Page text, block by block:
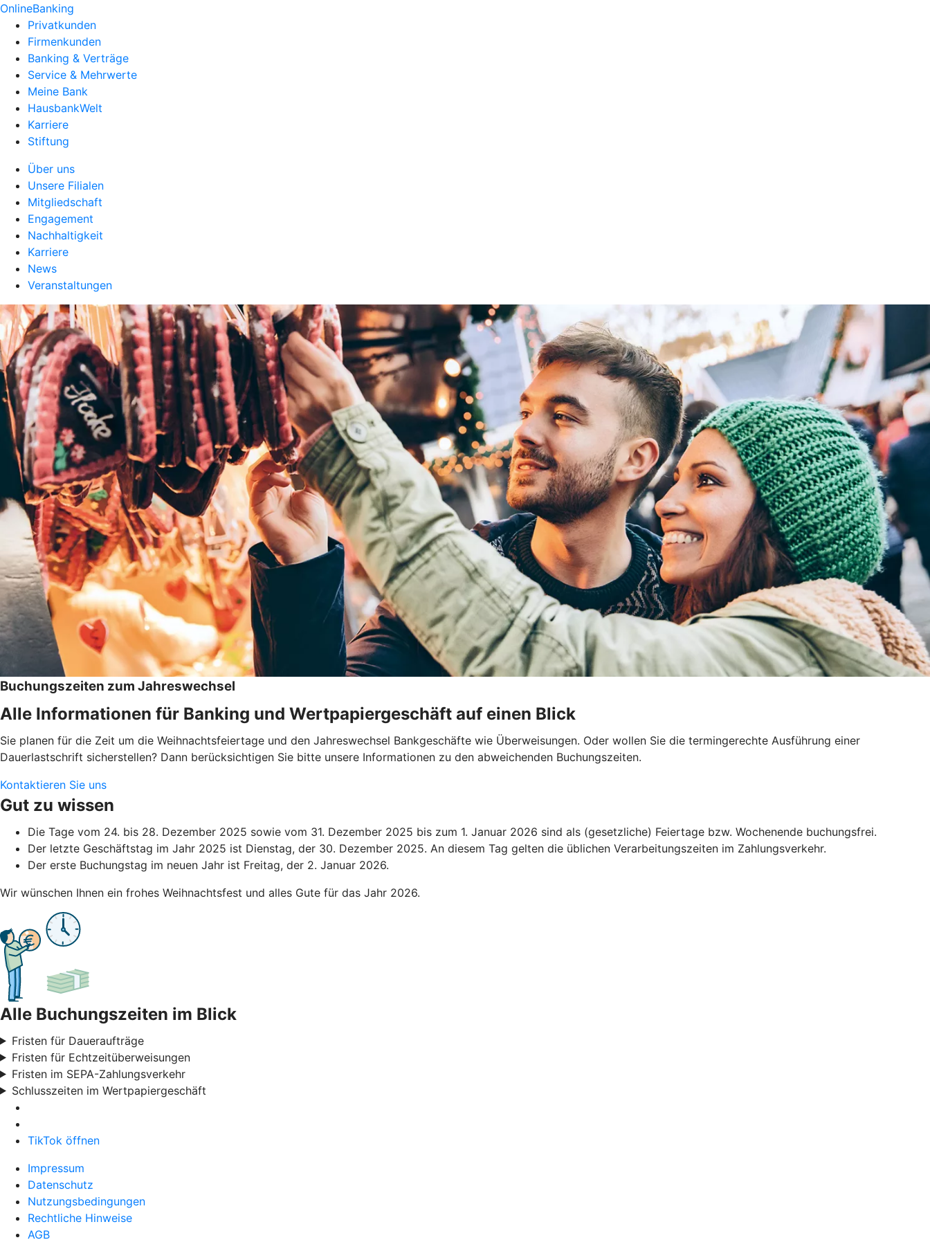
OnlineBanking
Privatkunden
Firmenkunden
Banking & Verträge
Service & Mehrwerte
Meine Bank
HausbankWelt
Karriere
Stiftung
Über uns
Unsere Filialen
Mitgliedschaft
Engagement
Nachhaltigkeit
Karriere
News
Veranstaltungen
Buchungszeiten zum Jahreswechsel
Alle Informationen für Banking und Wertpapiergeschäft auf einen Blick
Sie planen für die Zeit um die Weihnachtsfeiertage und den Jahreswechsel Bankgeschäfte wie Überweisungen. Oder wollen Sie die termingerechte Ausführung einer
Dauerlastschrift sicherstellen? Dann berücksichtigen Sie bitte unsere Informationen zu den abweichenden Buchungszeiten.
Kontaktieren Sie uns
Gut zu wissen
Die Tage vom 24. bis 28. Dezember 2025 sowie vom 31. Dezember 2025 bis zum 1. Januar 2026 sind als (gesetzliche) Feiertage bzw. Wochenende buchungsfrei.
Der letzte Geschäftstag im Jahr 2025 ist Dienstag, der 30. Dezember 2025. An diesem Tag gelten die üblichen Verarbeitungszeiten im Zahlungsverkehr.
Der erste Buchungstag im neuen Jahr ist Freitag, der 2. Januar 2026.
Wir wünschen Ihnen ein frohes Weihnachtsfest und alles Gute für das Jahr 2026.
Alle Buchungszeiten im Blick
Fristen für Daueraufträge
Fristen für Echtzeitüberweisungen
Fristen im SEPA-Zahlungsverkehr
Schlusszeiten im Wertpapiergeschäft
TikTok öffnen
Impressum
Datenschutz
Nutzungsbedingungen
Rechtliche Hinweise
AGB